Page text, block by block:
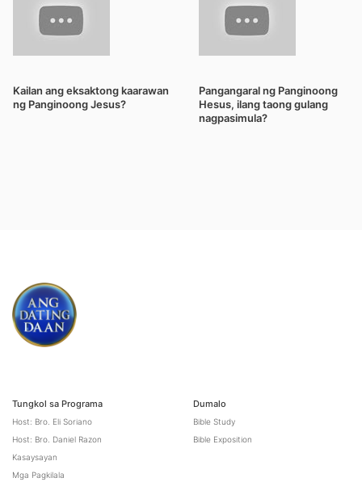
Kailan ang eksaktong kaarawan
ng Panginoong Jesus?
Pangangaral ng Panginoong
Hesus, ilang taong gulang
nagpasimula?
Tungkol sa Programa
Host: Bro. Eli Soriano
Host: Bro. Daniel Razon
Kasaysayan
Mga Pagkilala
Dumalo
Bible Study
Bible Exposition